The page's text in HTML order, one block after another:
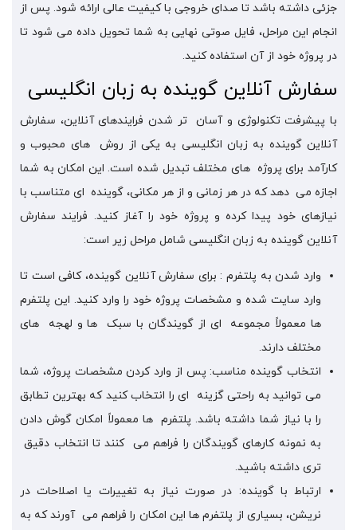
جزئی داشته باشد تا صدای خروجی با کیفیت عالی ارائه شود. پس از
انجام این مراحل، فایل صوتی نهایی به شما تحویل داده می شود تا
در پروژه خود از آن استفاده کنید.
سفارش آنلاین گوینده به زبان انگلیسی
با پیشرفت تکنولوژی و آسان تر شدن فرایندهای آنلاین، سفارش
آنلاین گوینده به زبان انگلیسی به یکی از روش های محبوب و
کارآمد برای پروژه های مختلف تبدیل شده است. این امکان به شما
اجازه می دهد که در هر زمانی و از هر مکانی، گوینده ای متناسب با
نیازهای خود پیدا کرده و پروژه خود را آغاز کنید. فرایند سفارش
آنلاین گوینده به زبان انگلیسی شامل مراحل زیر است:
وارد شدن به پلتفرم : برای سفارش آنلاین گوینده، کافی است تا
وارد سایت شده و مشخصات پروژه خود را وارد کنید. این پلتفرم
ها معمولاً مجموعه ای از گویندگان با سبک ها و لهجه های
مختلف دارند.
انتخاب گوینده مناسب: پس از وارد کردن مشخصات پروژه، شما
می توانید به راحتی گزینه ای را انتخاب کنید که بهترین تطابق
را با نیاز شما داشته باشد. پلتفرم ها معمولاً امکان گوش دادن
به نمونه کارهای گویندگان را فراهم می کنند تا انتخاب دقیق
تری داشته باشید.
ارتباط با گوینده: در صورت نیاز به تغییرات یا اصلاحات در
نریشن، بسیاری از پلتفرم ها این امکان را فراهم می آورند که به